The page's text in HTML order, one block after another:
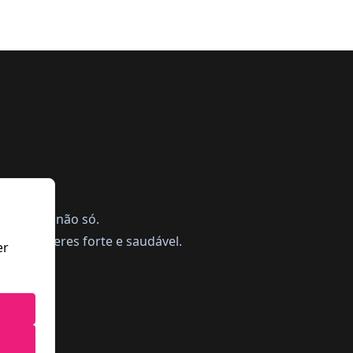
mas não só.
te manteres forte e saudável.